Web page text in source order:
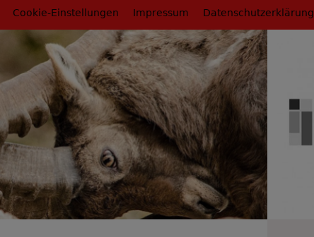
Cookie-Einstellungen Impressum Datenschutzerklärung